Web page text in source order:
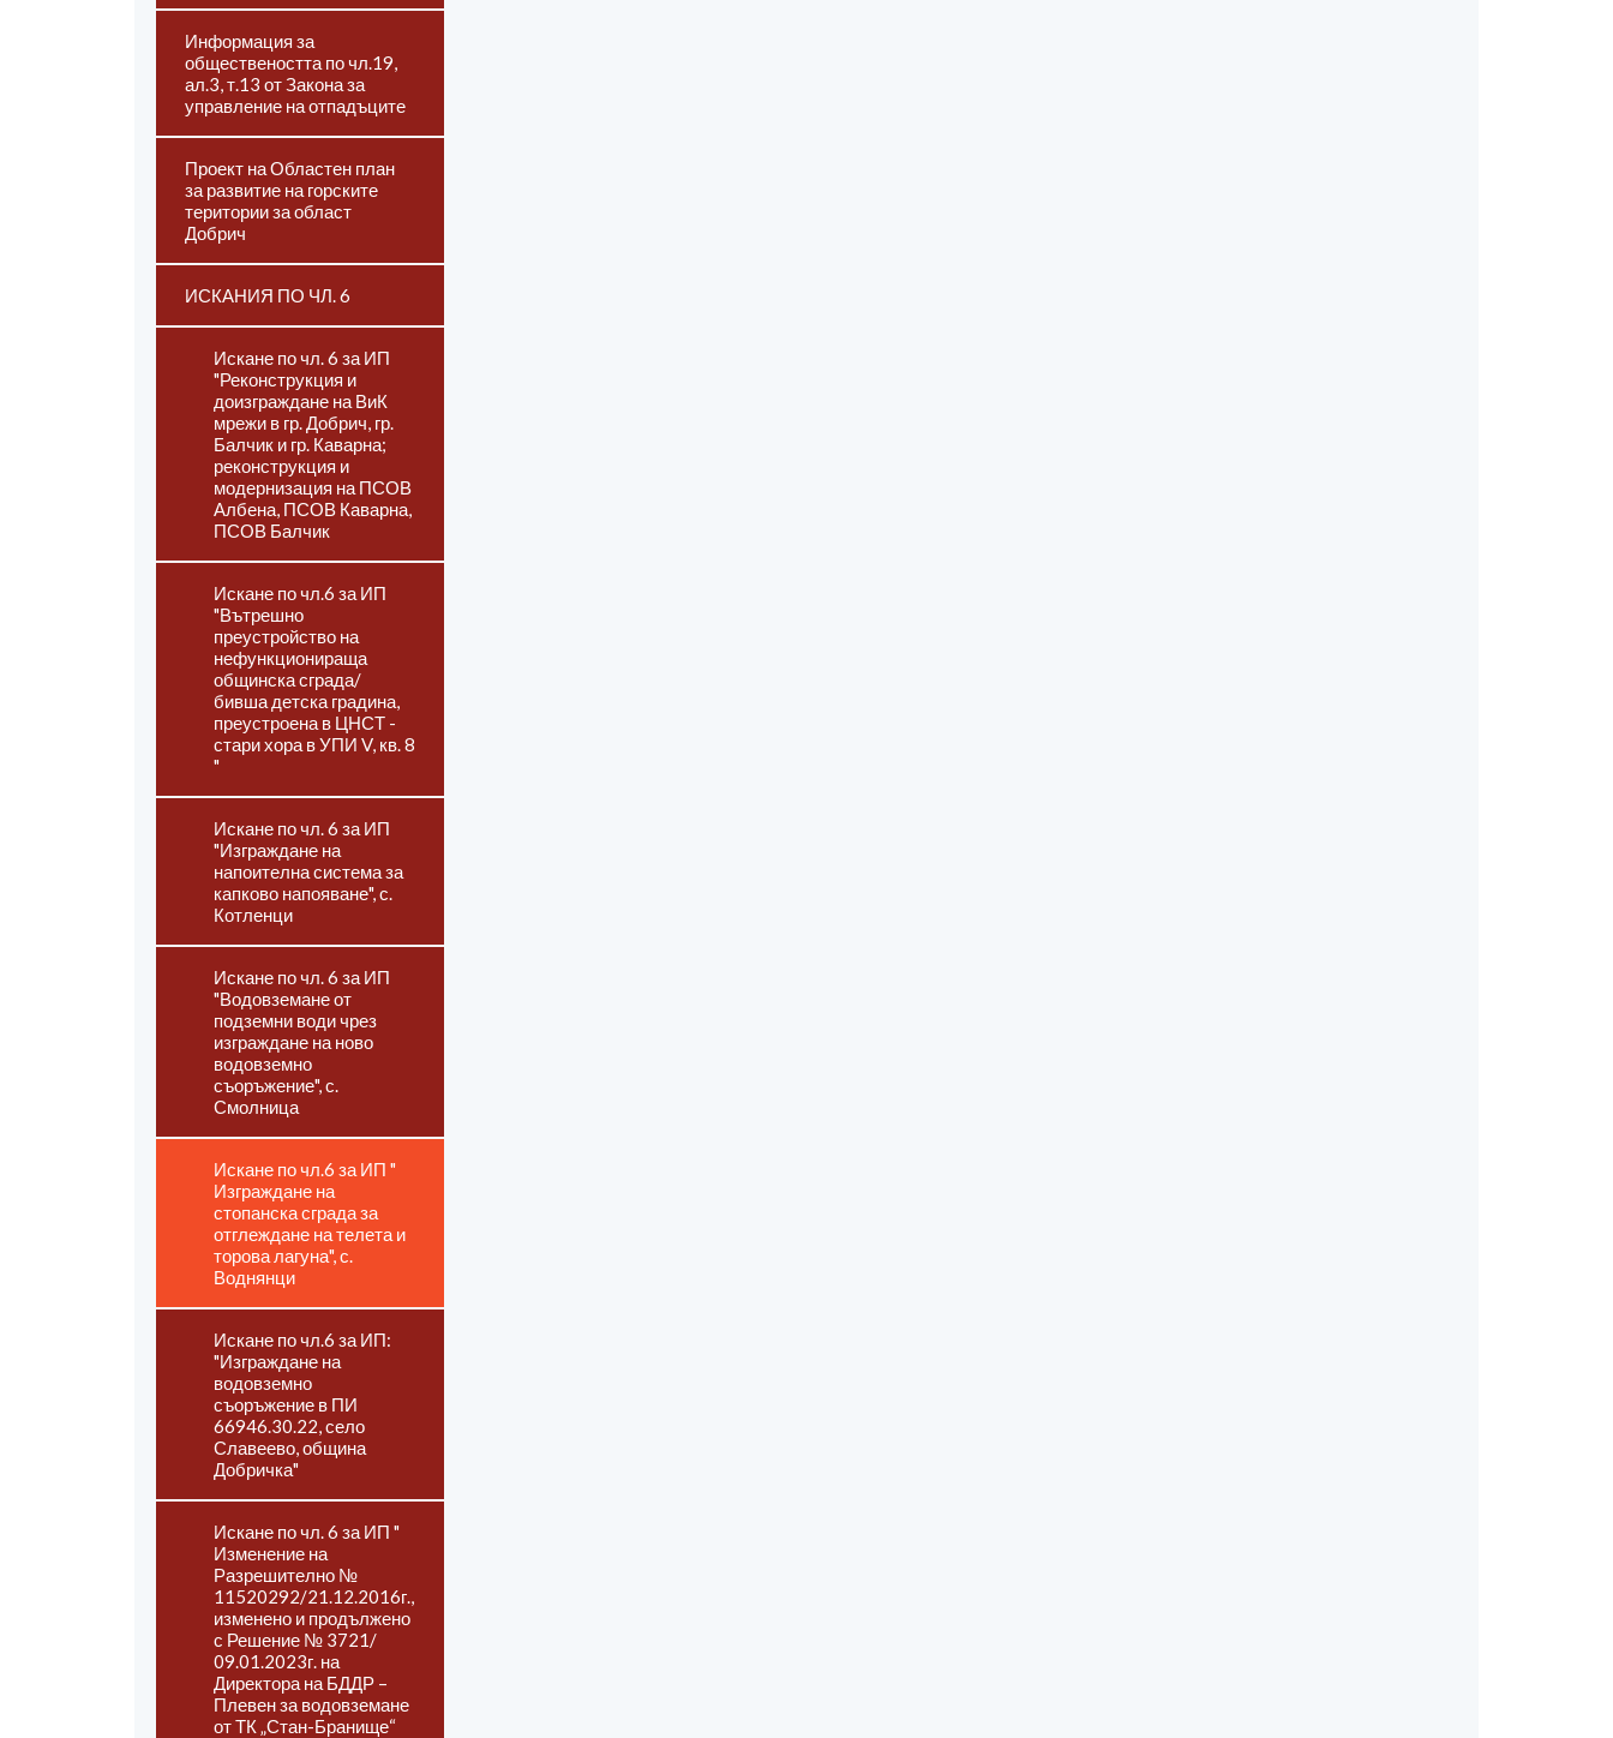
Информация за
обществеността по чл.19,
ал.3, т.13 от Закона за
управление на отпадъците
Проект на Областен план
за развитие на горските
територии за област
Добрич
ИСКАНИЯ ПО ЧЛ. 6
Искане по чл. 6 за ИП
"Реконструкция и
доизграждане на ВиК
мрежи в гр. Добрич, гр.
Балчик и гр. Каварна;
реконструкция и
модернизация на ПСОВ
Албена, ПСОВ Каварна,
ПСОВ Балчик
Искане по чл.6 за ИП
"Вътрешно
преустройство на
нефункционираща
общинска сграда/
бивша детска градина,
преустроена в ЦНСТ -
стари хора в УПИ V, кв. 8
"
Искане по чл. 6 за ИП
"Изграждане на
напоителна система за
капково напояване", с.
Котленци
Искане по чл. 6 за ИП
"Водовземане от
подземни води чрез
изграждане на ново
водовземно
съоръжение", с.
Смолница
Искане по чл.6 за ИП "
Изграждане на
стопанска сграда за
отглеждане на телета и
торова лагуна", с.
Воднянци
Искане по чл.6 за ИП:
"Изграждане на
водовземно
съоръжение в ПИ
66946.30.22, село
Славеево, община
Добричка"
Искане по чл. 6 за ИП "
Изменение на
Разрешително №
11520292/21.12.2016г.,
изменено и продължено
с Решение № 3721/
09.01.2023г. на
Директора на БДДР –
Плевен за водовземане
от ТК „Стан-Бранище“